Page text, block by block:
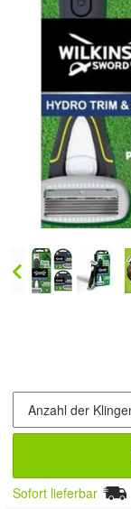
Sofort lieferbar